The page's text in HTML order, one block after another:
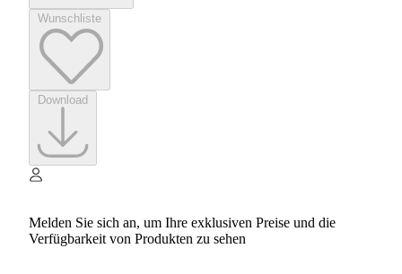
Melden Sie sich an, um Ihre exklusiven Preise und die
Verfügbarkeit von Produkten zu sehen